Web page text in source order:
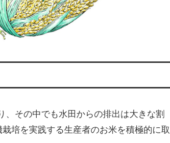
その中でも水田からの排出は大きな割
培を実践する生産者のお米を積極的に取